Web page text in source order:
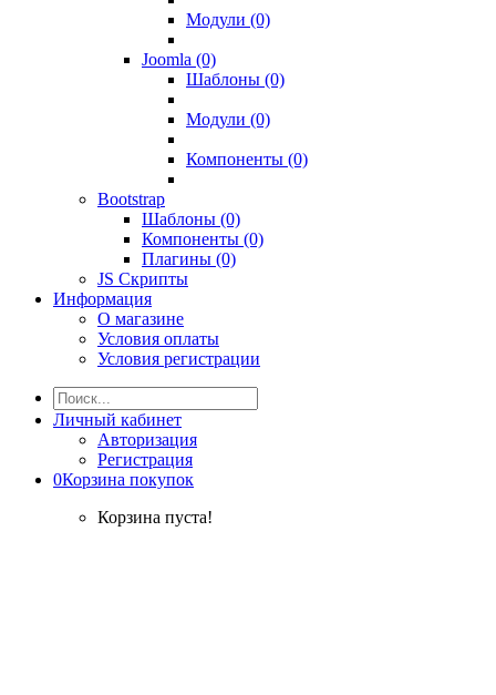
Модули (0)
Joomla (0)
Шаблоны (0)
Модули (0)
Компоненты (0)
Bootstrap
Шаблоны (0)
Компоненты (0)
Плагины (0)
JS Скрипты
Информация
О магазине
Условия оплаты
Условия регистрации
Личный кабинет
Авторизация
Регистрация
0Корзина покупок
Корзина пуста!